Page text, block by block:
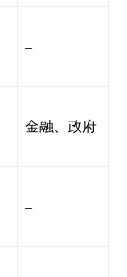
–
金融、政府
–